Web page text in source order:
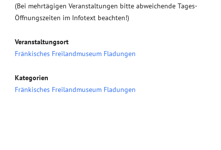
(Bei mehrtägigen Veranstaltungen bitte abweichende Tages-
Öffnungszeiten im Infotext beachten!)
Veranstaltungsort
Fränkisches Freilandmuseum Fladungen
Kategorien
Fränkisches Freilandmuseum Fladungen